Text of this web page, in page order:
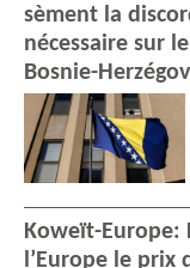
sèment la
nécessaire sur
Bosnie-
Koweït-Europe:
l’Europe le prix